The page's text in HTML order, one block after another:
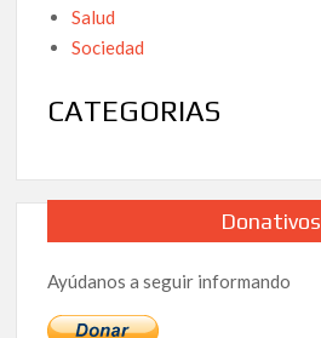
Salud
Sociedad
CATEGORIAS
Donativos
Ayúdanos a seguir informando